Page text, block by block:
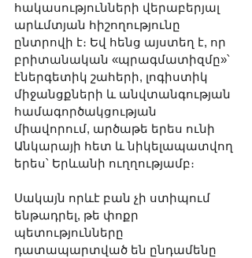
հակասությունների վերաբերյալ
արևմտյան հիշողությունը
ընտրովի է։ Եվ հենց այստեղ է, որ
բրիտանական «պրագմատիզմը»՝
էներգետիկ շահերի, լոգիստիկ
միջանցքների և անվտանգության
համագործակցության
միավորում, արծաթե երես ունի
Անկարայի հետ և նիկելապատվող
երես՝ Երևանի ուղղությամբ։
Սակայն որևէ բան չի ստիպում
ենթադրել, թե փոքր
պետությունները
դատապարտված են ընդամենը